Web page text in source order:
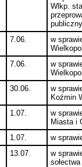
Wlkp.
7.06.
w
7.06.
w
30.06.
w
Koźmin
1.07.
w
Miasta i
1.07.
w
13.07.
w